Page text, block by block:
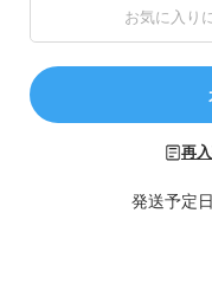
特
か
ら
お気に入り
再
発送予定